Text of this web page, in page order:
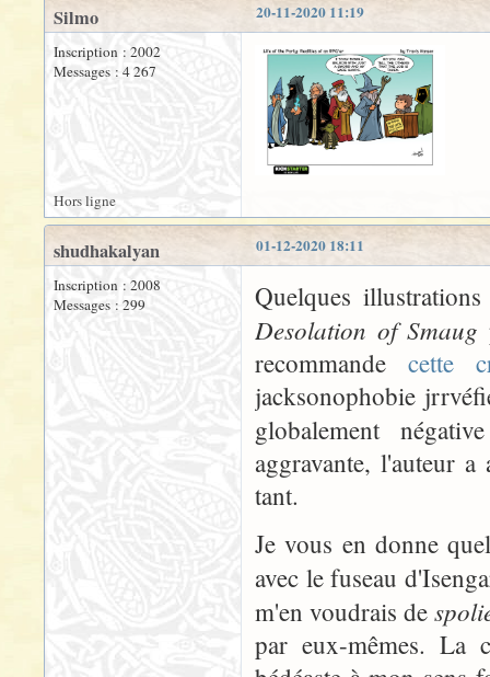
20-11-2020 11:19
Silmo
Inscription : 2002
Messages : 4 267
Hors ligne
01-12-2020 18:11
shudhakalyan
Inscription : 2008
Messages : 299
Quelques
Desolation of Smaug
recommande cette
jacksonophobie
globalement
aggravante, l'auteur
tant.
Je vous en donne
avec le fuseau
m'en voudrais de
par eux-mêmes. La